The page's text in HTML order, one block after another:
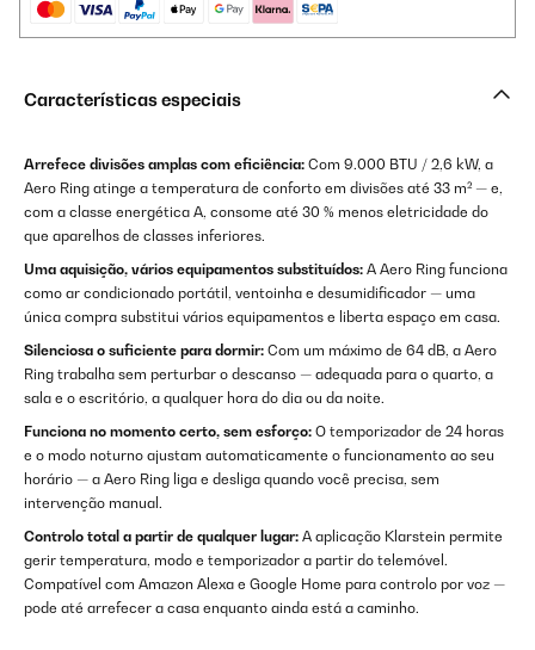
Características especiais
Arrefece divisões amplas com eficiência: Com 9.000 BTU / 2,6 kW, a
Aero Ring atinge a temperatura de conforto em divisões até 33 m² — e,
com a classe energética A, consome até 30 % menos eletricidade do
que aparelhos de classes inferiores.
Uma aquisição, vários equipamentos substituídos: A Aero Ring funciona
como ar condicionado portátil, ventoinha e desumidificador — uma
única compra substitui vários equipamentos e liberta espaço em casa.
Silenciosa o suficiente para dormir: Com um máximo de 64 dB, a Aero
Ring trabalha sem perturbar o descanso — adequada para o quarto, a
sala e o escritório, a qualquer hora do dia ou da noite.
Funciona no momento certo, sem esforço: O temporizador de 24 horas
e o modo noturno ajustam automaticamente o funcionamento ao seu
horário — a Aero Ring liga e desliga quando você precisa, sem
intervenção manual.
Controlo total a partir de qualquer lugar: A aplicação Klarstein permite
gerir temperatura, modo e temporizador a partir do telemóvel.
Compatível com Amazon Alexa e Google Home para controlo por voz —
pode até arrefecer a casa enquanto ainda está a caminho.